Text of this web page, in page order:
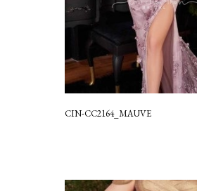
CIN-CC2164_MAUVE